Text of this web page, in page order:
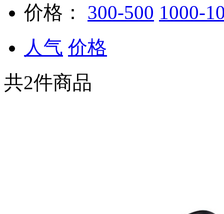
价格：
300-500 1000-
人气 价格
共2件商品